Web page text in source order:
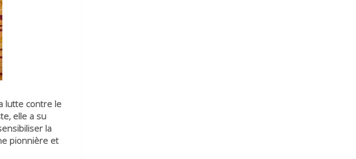
lutte contre le
elle a su
la
pionnière et